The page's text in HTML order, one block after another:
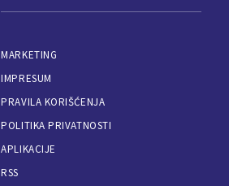
MARKETING
IMPRESUM
PRAVILA KORIŠĆENJA
POLITIKA PRIVATNOSTI
APLIKACIJE
RSS